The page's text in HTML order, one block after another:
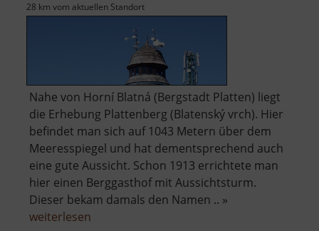
28 km vom aktuellen Standort
Nahe von Horní Blatná (Bergstadt Platten) liegt
die Erhebung Plattenberg (Blatenský vrch). Hier
befindet man sich auf 1043 Metern über dem
Meeresspiegel und hat dementsprechend auch
eine gute Aussicht. Schon 1913 errichtete man
hier einen Berggasthof mit Aussichtsturm.
Dieser bekam damals den Namen .. »
weiterlesen